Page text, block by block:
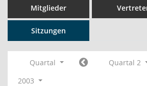
Mitglieder
Sitzungen
Quartal
Quartal 2
2003